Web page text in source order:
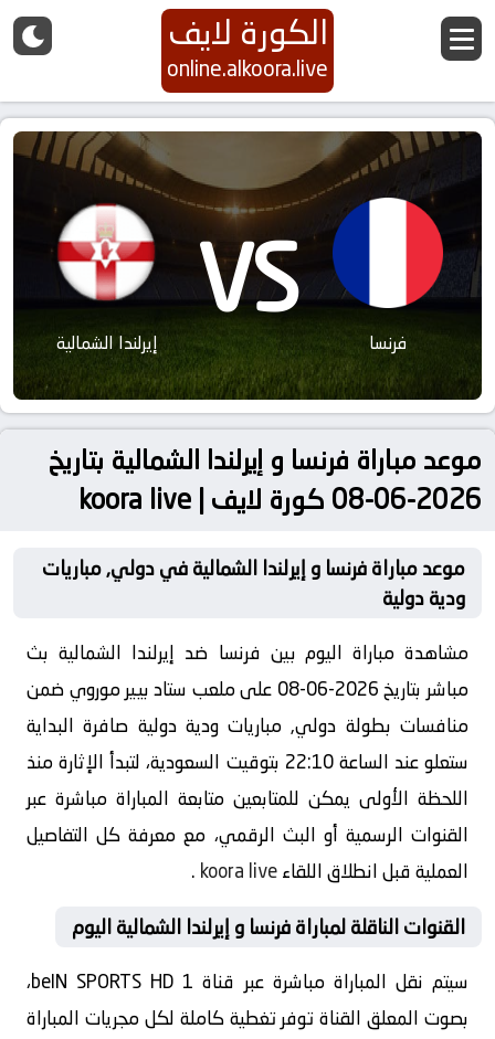
الكورة لايف
online.alkoora.live
فرنسا VS إيرلندا الشمالية
موعد مباراة فرنسا و إيرلندا الشمالية بتاريخ
2026-06-08 كورة لايف | koora live
موعد مباراة فرنسا و إيرلندا الشمالية في دولي, مباريات
ودية دولية
مشاهدة مباراة اليوم بين فرنسا ضد إيرلندا الشمالية بث
مباشر بتاريخ 2026-06-08 على ملعب ستاد بيير موروي ضمن
منافسات بطولة دولي, مباريات ودية دولية صافرة البداية
ستعلو عند الساعة 22:10 بتوقيت السعودية، لتبدأ الإثارة منذ
اللحظة الأولى يمكن للمتابعين متابعة المباراة مباشرة عبر
القنوات الرسمية أو البث الرقمي، مع معرفة كل التفاصيل
العملية قبل انطلاق اللقاءkoora live
.
القنوات الناقلة لمباراة فرنسا و إيرلندا الشمالية اليوم
سيتم نقل المباراة مباشرة عبر قناة beIN SPORTS HD 1،
بصوت المعلق القناة توفر تغطية كاملة لكل مجريات المباراة